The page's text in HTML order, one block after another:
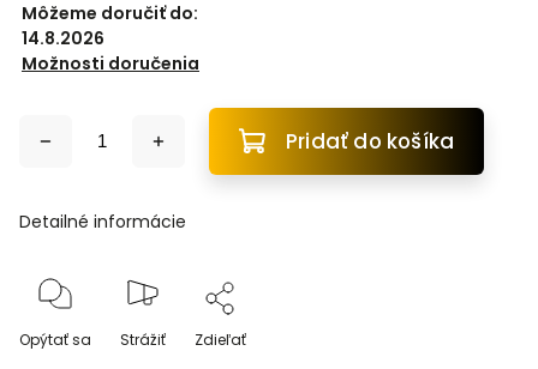
Môžeme doručiť do:
14.8.2026
Možnosti doručenia
Pridať do košíka
Detailné informácie
Opýtať sa Strážiť Zdieľať